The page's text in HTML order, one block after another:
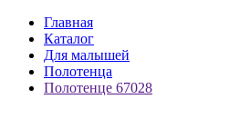
Главная
Каталог
Для малышей
Полотенца
Полотенце 67028